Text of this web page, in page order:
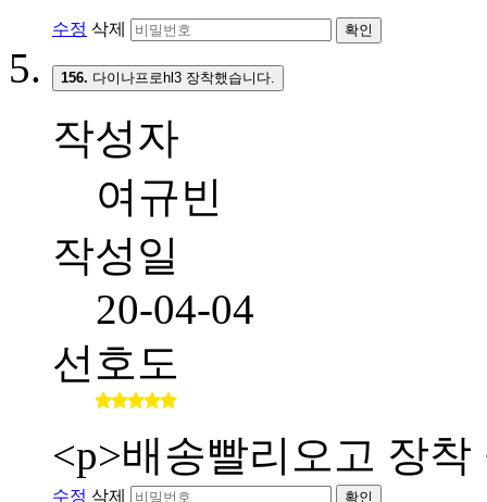
수정 삭제 확인
156. 다이나프로hl3 장착했습니다.
작성자
여규빈
작성일
20-04-04
선호도
<p>배송빨리오고 장
수정 삭제 확인